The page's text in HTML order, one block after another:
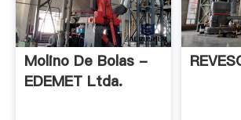
Molino De Bolas -
EDEMET Ltda.